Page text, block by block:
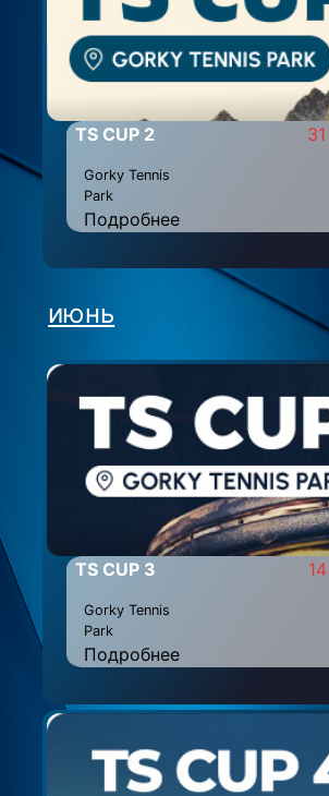
TS CUP 2 31
Gorky Tennis
Park
Подробнее
июнь
TS CUP 3 14
Gorky Tennis
Park
Подробнее